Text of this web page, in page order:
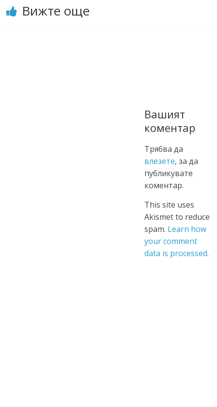
Вижте още
Вашият
коментар
Трябва да
влезете, за да
публикувате
коментар.
This site uses
Akismet to reduce
spam. Learn how
your comment
data is processed.